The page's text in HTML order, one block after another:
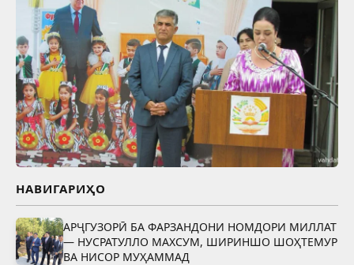
НАВИГАРИҲО
АРҶГУЗОРӢ БА ФАРЗАНДОНИ НОМДОРИ МИЛЛАТ
— НУСРАТУЛЛО МАХСУМ, ШИРИНШО ШОҲТЕМУР
ВА НИСОР МУҲАММАД